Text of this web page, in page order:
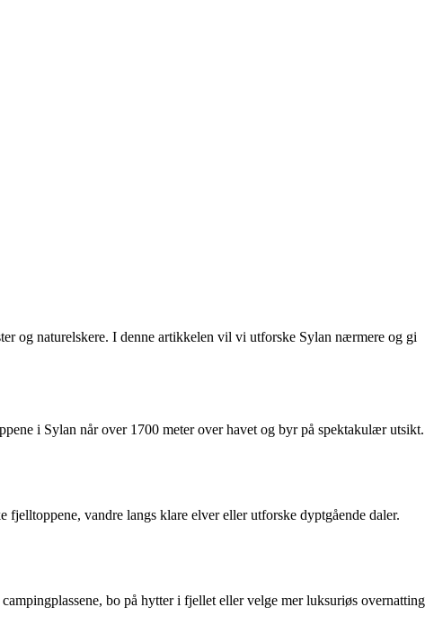
og naturelskere. I denne artikkelen vil vi utforske Sylan nærmere og gi
i Sylan når over 1700 meter over havet og byr på spektakulær utsikt.
vandre langs klare elver eller utforske dyptgående daler.
bo på hytter i fjellet eller velge mer luksuriøs overnatting